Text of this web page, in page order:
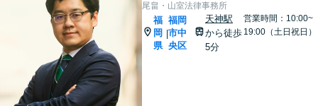
尾畠・山室法律事務所
福
岡
県
|
福岡
市中
央区
天神駅
から徒歩
5分
営業時間：10:00~
19:00（土日祝日）